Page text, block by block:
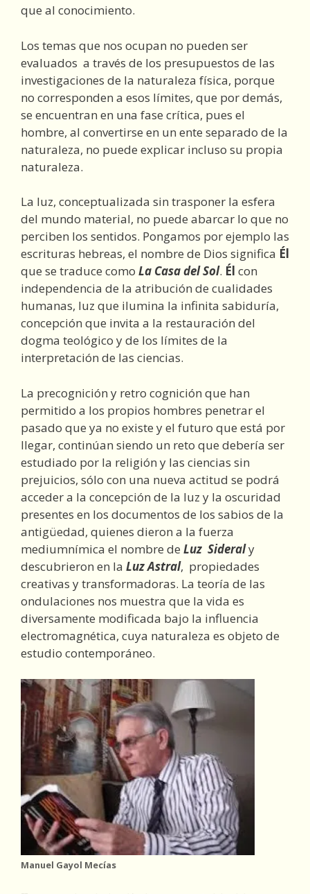
que al conocimiento.
Los temas que nos ocupan no pueden ser
evaluados a través de los presupuestos de las
investigaciones de la naturaleza física, porque
no corresponden a esos límites, que por demás,
se encuentran en una fase crítica, pues el
hombre, al convertirse en un ente separado de la
naturaleza, no puede explicar incluso su propia
naturaleza.
La luz, conceptualizada sin trasponer la esfera
del mundo material, no puede abarcar lo que no
perciben los sentidos. Pongamos por ejemplo las
escrituras hebreas, el nombre de Dios significa Él
que se traduce como La Casa del Sol. Él con
independencia de la atribución de cualidades
humanas, luz que ilumina la infinita sabiduría,
concepción que invita a la restauración del
dogma teológico y de los límites de la
interpretación de las ciencias.
La precognición y retro cognición que han
permitido a los propios hombres penetrar el
pasado que ya no existe y el futuro que está por
llegar, continúan siendo un reto que debería ser
estudiado por la religión y las ciencias sin
prejuicios, sólo con una nueva actitud se podrá
acceder a la concepción de la luz y la oscuridad
presentes en los documentos de los sabios de la
antigüedad, quienes dieron a la fuerza
mediumnímica el nombre de Luz Sideraly
descubrieron en la Luz Astral, propiedades
creativas y transformadoras. La teoría de las
ondulaciones nos muestra que la vida es
diversamente modificada bajo la influencia
electromagnética, cuya naturaleza es objeto de
estudio contemporáneo.
Manuel Gayol Mecías